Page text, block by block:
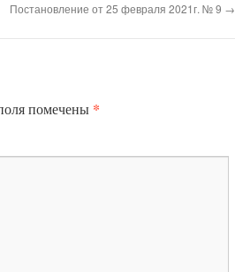
Постановление от 25 февраля 2021г. № 9 →
помечены *